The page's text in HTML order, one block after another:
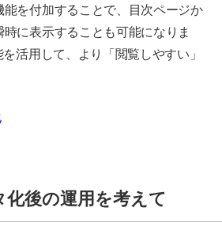
能を付加することで、目次ページか
に表示することも可能になりま
活用して、より「閲覧しやすい」
化後の運用を考えて